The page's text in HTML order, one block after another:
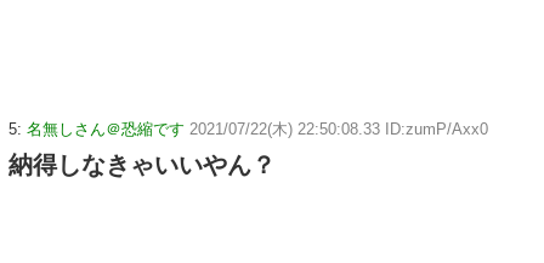
5: 名無しさん＠恐縮です 2021/07/22(木) 22:50:08.33 ID:zumP/Axx0
納得しなきゃいいやん？